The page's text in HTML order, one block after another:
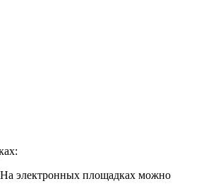
На электронных площадках можно